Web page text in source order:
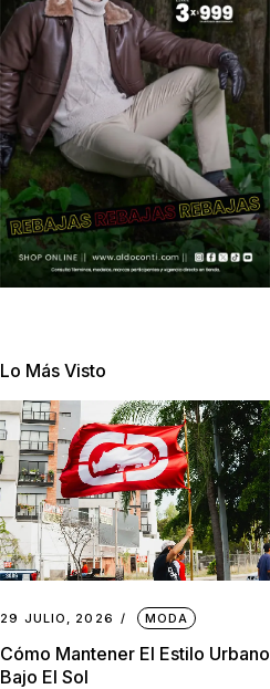
Lo Más Visto
29 JULIO, 2026 MODA
Cómo Mantener El Estilo Urbano
Bajo El Sol